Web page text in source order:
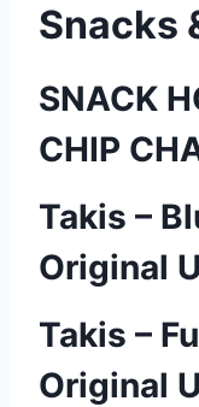
Snacks
SNACK
CHIP
Takis –
Original
Takis –
Original